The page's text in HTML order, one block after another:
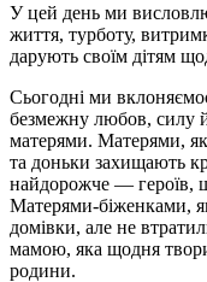
У цей день ми
життя, турботу,
дарують своїм дітям
Сьогодні ми
безмежну любов, силу
матерями. Матерями,
та доньки захищають
найдорожче — героїв,
Матерями-біженками,
домівки, але не
мамою, яка щодня
родини.